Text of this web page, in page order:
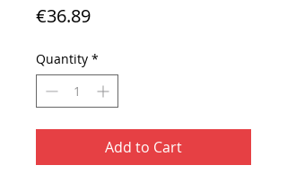
€36.89Price
Quantity *
Add to Cart